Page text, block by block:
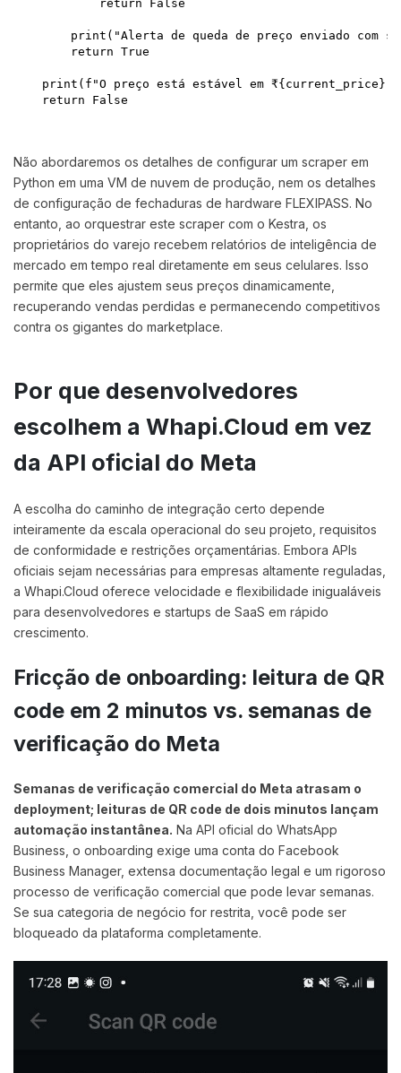
            return False
print("Alerta de queda de preço enviado com
        return True
print(f"O preço está estável em ₹{current_price}.
    return False
Não abordaremos os detalhes de configurar um scraper em
Python em uma VM de nuvem de produção, nem os detalhes
de configuração de fechaduras de hardware FLEXIPASS. No
entanto, ao orquestrar este scraper com o Kestra, os
proprietários do varejo recebem relatórios de inteligência de
mercado em tempo real diretamente em seus celulares. Isso
permite que eles ajustem seus preços dinamicamente,
recuperando vendas perdidas e permanecendo competitivos
contra os gigantes do marketplace.
Por que desenvolvedores
escolhem a Whapi.Cloud em vez
da API oficial do Meta
A escolha do caminho de integração certo depende
inteiramente da escala operacional do seu projeto, requisitos
de conformidade e restrições orçamentárias. Embora APIs
oficiais sejam necessárias para empresas altamente reguladas,
a Whapi.Cloud oferece velocidade e flexibilidade inigualáveis
para desenvolvedores e startups de SaaS em rápido
crescimento.
Fricção de onboarding: leitura de QR
code em 2 minutos vs. semanas de
verificação do Meta
Semanas de verificação comercial do Meta atrasam o
deployment; leituras de QR code de dois minutos lançam
automação instantânea. Na API oficial do WhatsApp
Business, o onboarding exige uma conta do Facebook
Business Manager, extensa documentação legal e um rigoroso
processo de verificação comercial que pode levar semanas.
Se sua categoria de negócio for restrita, você pode ser
bloqueado da plataforma completamente.